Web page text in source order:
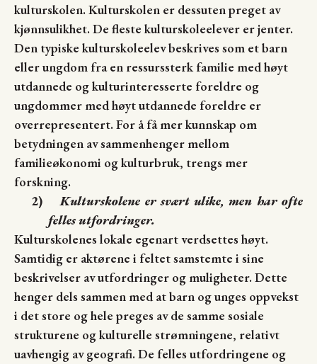
kulturskolen. Kulturskolen er dessuten preget av
kjønnsulikhet. De fleste kulturskoleelever er jenter.
Den typiske kulturskoleelev beskrives som et barn
eller ungdom fra en ressurssterk familie med høyt
utdannede og kulturinteresserte foreldre og
ungdommer med høyt utdannede foreldre er
overrepresentert. For å få mer kunnskap om
betydningen av sammenhenger mellom
familieøkonomi og kulturbruk, trengs mer
forskning.
2)Kulturskolene er svært ulike, men har ofte
felles utfordringer.
Kulturskolenes lokale egenart verdsettes høyt.
Samtidig er aktørene i feltet samstemte i sine
beskrivelser av utfordringer og muligheter. Dette
henger dels sammen med at barn og unges oppvekst
i det store og hele preges av de samme sosiale
strukturene og kulturelle strømningene, relativt
uavhengig av geografi. De felles utfordringene og